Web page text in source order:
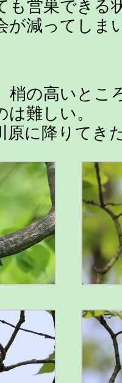
も営巣できる
が減ってしま
の高いとこ
難しい。
に降りてき